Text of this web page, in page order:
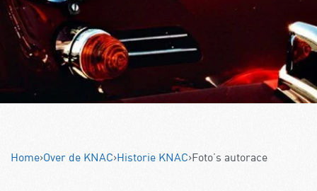
Home›Over de KNAC›Historie KNAC›Foto’s autorace